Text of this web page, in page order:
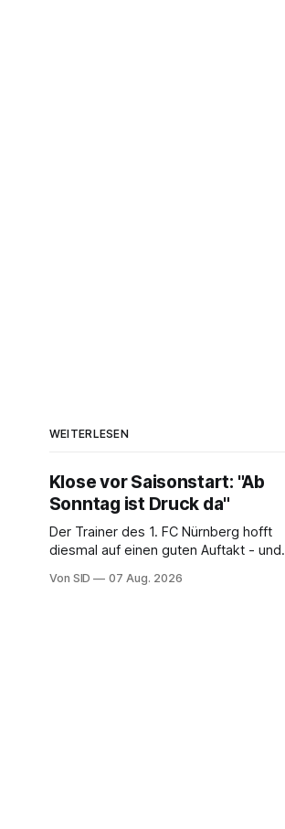
WEITERLESEN
Klose vor Saisonstart: "Ab
Sonntag ist Druck da"
Der Trainer des 1. FC Nürnberg hofft
diesmal auf einen guten Auftakt - und
Von SID 07 Aug. 2026